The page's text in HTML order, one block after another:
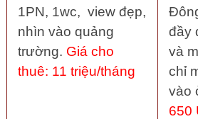
1PN, 1wc, view đẹp,
nhìn vào quảng
trường. Giá cho
thuê: 11 triệu/tháng
đầy
và
chỉ
vào
650